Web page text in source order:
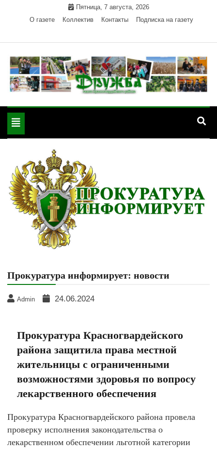
Пятница, 7 августа, 2026
О газете
Коллектив Контакты Подписка на газету
"Дружба" — газета
Красногвардейского района Республики Адыгея
Toggle
navigation
Прокуратура информирует: новости
Admin 24.06.2024
Прокуратура Красногвардейского
района защитила права местной
жительницы с ограниченными
возможностями здоровья по вопросу
лекарственного обеспечения
Прокуратура Красногвардейского района провела
проверку исполнения законодательства о
лекарственном обеспечении льготной категории